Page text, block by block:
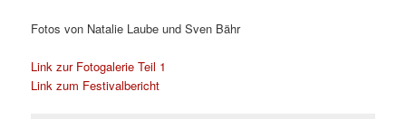
Fotos von Natalie Laube und Sven Bähr
Link zur Fotogalerie Teil 1
Link zum Festivalbericht